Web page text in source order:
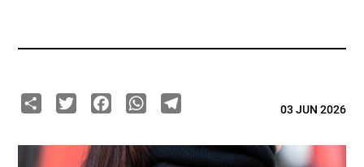
ShareTwitterFacebook
WhatsApp
Telegram03 JUN 2026